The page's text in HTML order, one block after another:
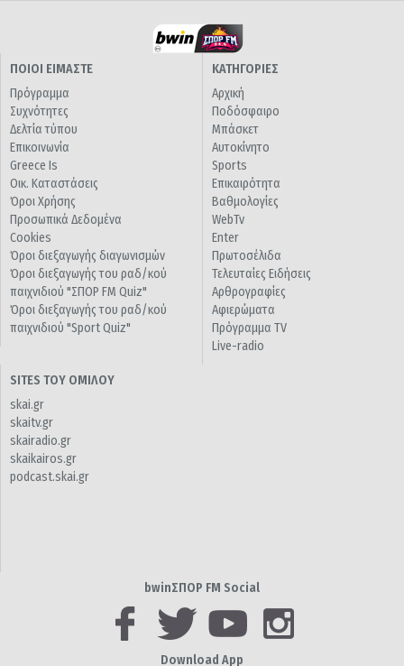
ΠΟΙΟΙ ΕΙΜΑΣΤΕ
Πρόγραμμα
Συχνότητες
Δελτία τύπου
Επικοινωνία
Greece Is
Οικ. Καταστάσεις
Όροι Χρήσης
Προσωπικά Δεδομένα
Cookies
Όροι διεξαγωγής διαγωνισμών
Όροι διεξαγωγής του ραδ/κού
παιχνιδιού "ΣΠΟΡ FM Quiz"
Όροι διεξαγωγής του ραδ/κού
παιχνιδιού "Sport Quiz"
ΚΑΤΗΓΟΡΙΕΣ
Αρχική
Ποδόσφαιρο
Μπάσκετ
Αυτοκίνητο
Sports
Επικαιρότητα
Βαθμολογίες
WebTv
Enter
Πρωτοσέλιδα
Τελευταίες Ειδήσεις
Αρθρογραφίες
Αφιερώματα
Πρόγραμμα TV
Live-radio
SITES ΤΟΥ ΟΜΙΛΟΥ
skai.gr
skaitv.gr
skairadio.gr
skaikairos.gr
podcast.skai.gr
bwinΣΠΟΡ FM Social
Download App